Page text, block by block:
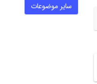
سایر موضوعات